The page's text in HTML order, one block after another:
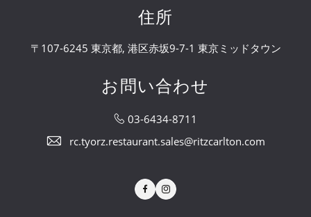
住所
〒107-6245 東京都, 港区赤坂9-7-1 東京ミッドタウン
お問い合わせ
03-6434-8711
rc.tyorz.restaurant.sales@ritzcarlton.com
FacebookInstagram